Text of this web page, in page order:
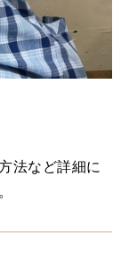
法など詳細に